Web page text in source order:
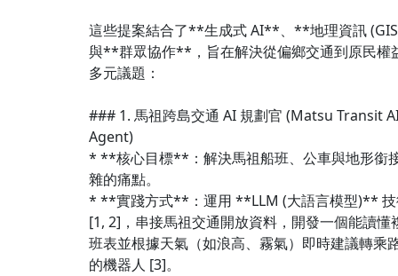
這些提案結合了**生成式 AI**、**地理資訊
與**群眾協作**，旨在解決從偏鄉交通到原民權
多元議題：
### 1. 馬祖跨島交通 AI 規劃官 (Matsu Transit
Agent)
* **核心目標**：解決馬祖船班、公車與地形銜
雜的痛點。
* **實踐方式**：運用 **LLM (大語言模型)**
[1, 2]，串接馬祖交通開放資料，開發一個能讀懂
班表並根據天氣（如浪高、霧氣）即時建議轉乘
的機器人 [3]。